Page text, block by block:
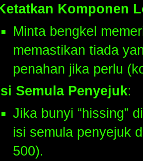
Komponen
Minta bengkel
memastikan tiada
penahan jika perlu
Semula Penyejuk:
Jika bunyi “hissing”
isi semula penyejuk
500).